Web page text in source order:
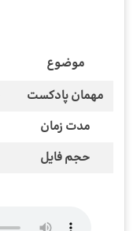
موضوع
مهمان پادکست
مدت زمان
حجم فایل